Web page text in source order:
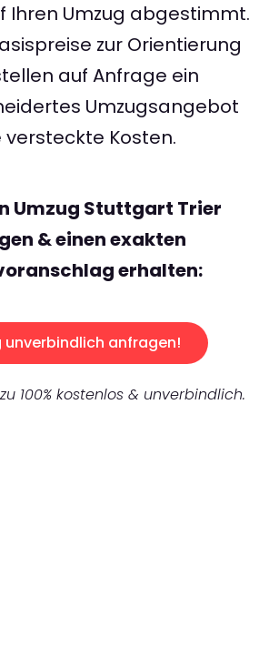
Ihren Umzug abgestimmt.
zur Orientierung
auf Anfrage ein
Umzugsangebot
versteckte Kosten.
Umzug Stuttgart Trier
& einen exakten
erhalten:
unverbindlich anfragen!
100% kostenlos & unverbindlich.